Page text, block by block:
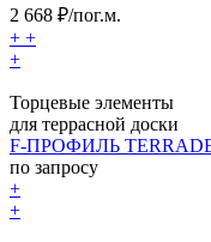
2 668 ₽/пог.м.
+ +
+
Торцевые элементы
для террасной доски
F-ПРОФИЛЬ
по запросу
+
+